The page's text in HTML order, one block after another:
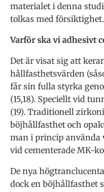
materialet i denna
tolkas med försiktighet.
Varför ska vi adhesivt
Det är visat sig att
hållfasthetsvärden
får sin fulla styrka
(15,18). Speciellt vid
(19). Traditionell
böjhållfasthet och
man i princip använda
vid cementerade MK-
De nya
dock en böjhållfasthet